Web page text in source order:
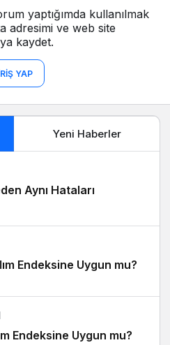
yaptığımda kullanılmak
adresimi ve web site
kaydet.
YAP
Yeni Haberler
Aynı Hataları
Endeksine Uygun mu?
Endeksine Uygun mu?